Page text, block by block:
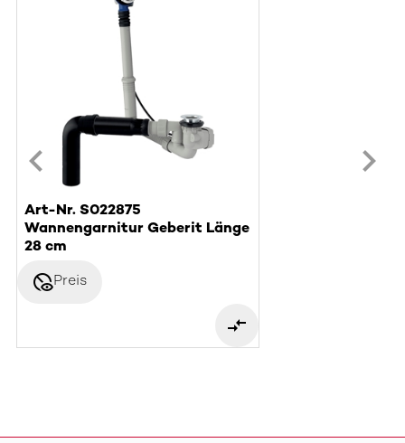
Art-Nr. S022875
Wannengarnitur Geberit Länge
28 cm
disabled_visiblePreis